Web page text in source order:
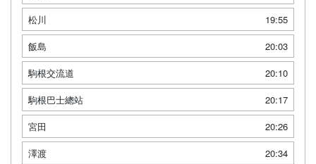
松川
19:55
飯島
20:03
駒根交流道
20:10
駒根巴士總站
20:17
宮田
20:26
澤渡
20:34